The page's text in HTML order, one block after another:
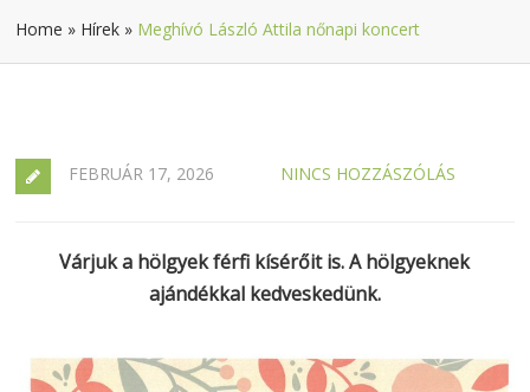
Home » Hírek » Meghívó László Attila nőnapi koncert
FEBRUÁR 17, 2026 NINCS HOZZÁSZÓLÁS
Várjuk a hölgyek férfi kísérőit is. A hölgyeknek
ajándékkal kedveskedünk.